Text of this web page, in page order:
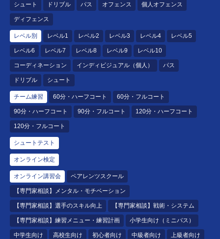
シュート ドリブル パス オフェンス 個人オフェンス
ディフェンス
レベル別 レベル1 レベル2 レベル3 レベル4 レベル5
レベル6 レベル7 レベル8 レベル9 レベル10
コーディネーション インディビジュアル（個人） パス
ドリブル シュート
チーム練習 60分・ハーフコート 60分・フルコート
90分・ハーフコート 90分・フルコート 120分・ハーフコート
120分・フルコート
シュートテスト
オンライン検定
オンライン講習会 ペアレンツスクール
【専門家相談】メンタル・モチベーション
【専門家相談】選手のスキル向上 【専門家相談】戦術・システム
【専門家相談】練習メニュー・練習計画 小学生向け（ミニバス）
中学生向け 高校生向け 初心者向け 中級者向け 上級者向け